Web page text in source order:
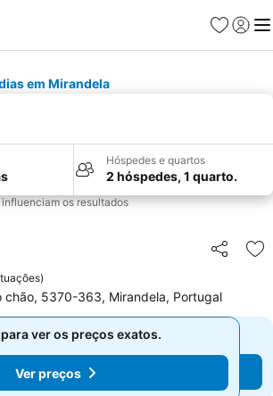
Favoritos
Iniciar
em Mirandela
Hóspedes e quartos
2 hóspedes, 1 quarto.
os resultados
Partilhar
)
chão, 5370-363, Mirandela, Portugal
ver os preços exatos.
Ver preços
ver os preços exatos.
Ver preços